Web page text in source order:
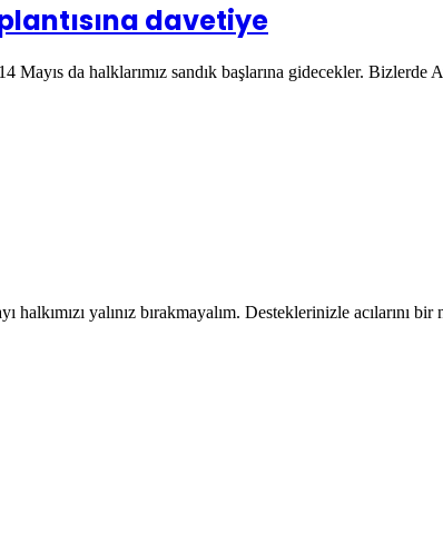
davetiye
da halklarımız sandık başlarına gidecekler. Bizlerde
yalınız bırakmayalım. Desteklerinizle acılarını